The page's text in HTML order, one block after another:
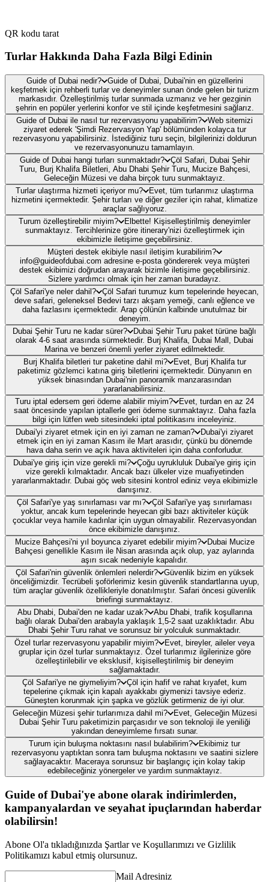
QR kodu tarat
Turlar Hakkında Daha Fazla Bilgi Edinin
Guide of Dubai nedir?
Guide of Dubai, Dubai'nin en güzellerini
keşfetmek için rehberli turlar ve deneyimler sunan önde gelen bir turizm
markasıdır. Özelleştirilmiş turlar sunmada uzmanız ve her gezginin
şehrin en popüler yerlerini konfor ve stil içinde keşfetmesini sağlarız.
Guide of Dubai ile nasıl tur rezervasyonu yapabilirim?
Web sitemizi
ziyaret ederek 'Şimdi Rezervasyon Yap' bölümünden kolayca tur
rezervasyonu yapabilirsiniz. İstediğiniz turu seçin, bilgilerinizi doldurun
ve rezervasyonunuzu tamamlayın.
Guide of Dubai hangi turları sunmaktadır?
Çöl Safari, Dubai Şehir
Turu, Burj Khalifa Biletleri, Abu Dhabi Şehir Turu, Mucize Bahçesi,
Geleceğin Müzesi ve daha birçok turu sunmaktayız.
Turlar ulaştırma hizmeti içeriyor mu?
Evet, tüm turlarımız ulaştırma
hizmetini içermektedir. Şehir turları ve diğer geziler için rahat, klimatize
araçlar sağlıyoruz.
Turum özelleştirebilir miyim?
Elbette! Kişiselleştirilmiş deneyimler
sunmaktayız. Tercihlerinize göre itinerary'nizi özelleştirmek için
ekibimizle iletişime geçebilirsiniz.
Müşteri destek ekibiyle nasıl iletişim kurabilirim?
info@guideofdubai.com adresine e-posta göndererek veya müşteri
destek ekibimizi doğrudan arayarak bizimle iletişime geçebilirsiniz.
Sizlere yardımcı olmak için her zaman buradayız.
Çöl Safari'ye neler dahil?
Çöl Safari turumuz kum tepelerinde heyecan,
deve safari, geleneksel Bedevi tarzı akşam yemeği, canlı eğlence ve
daha fazlasını içermektedir. Arap çölünün kalbinde unutulmaz bir
deneyim.
Dubai Şehir Turu ne kadar sürer?
Dubai Şehir Turu paket türüne bağlı
olarak 4-6 saat arasında sürmektedir. Burj Khalifa, Dubai Mall, Dubai
Marina ve benzeri önemli yerler ziyaret edilmektedir.
Burj Khalifa biletleri tur paketine dahil mi?
Evet, Burj Khalifa tur
paketimiz gözlemci katına giriş biletlerini içermektedir. Dünyanın en
yüksek binasından Dubai'nin panoramik manzarasından
yararlanabilirsiniz.
Turu iptal edersem geri ödeme alabilir miyim?
Evet, turdan en az 24
saat öncesinde yapılan iptallerle geri ödeme sunmaktayız. Daha fazla
bilgi için lütfen web sitesindeki iptal politikasını inceleyiniz.
Dubai'yi ziyaret etmek için en iyi zaman ne zaman?
Dubai'yi ziyaret
etmek için en iyi zaman Kasım ile Mart arasıdır, çünkü bu dönemde
hava daha serin ve açık hava aktiviteleri için daha conforludur.
Dubai'ye giriş için vize gerekli mi?
Çoğu uyrukluluk Dubai'ye giriş için
vize gerekli kılmaktadır. Ancak bazı ülkeler vize muafiyetinden
yararlanmaktadır. Dubai göç web sitesini kontrol ediniz veya ekibimizle
danışınız.
Çöl Safari'ye yaş sınırlaması var mı?
Çöl Safari'ye yaş sınırlaması
yoktur, ancak kum tepelerinde heyecan gibi bazı aktiviteler küçük
çocuklar veya hamile kadınlar için uygun olmayabilir. Rezervasyondan
önce ekibimizle danışınız.
Mucize Bahçesi'ni yıl boyunca ziyaret edebilir miyim?
Dubai Mucize
Bahçesi genellikle Kasım ile Nisan arasında açık olup, yaz aylarında
aşırı sıcak nedeniyle kapalıdır.
Çöl Safari'nin güvenlik önlemleri nelerdir?
Güvenlik bizim en yüksek
önceliğimizdir. Tecrübeli şoförlerimiz kesin güvenlik standartlarına uyup,
tüm araçlar güvenlik özellikleriyle donatılmıştır. Safari öncesi güvenlik
briefingi sunmaktayız.
Abu Dhabi, Dubai'den ne kadar uzak?
Abu Dhabi, trafik koşullarına
bağlı olarak Dubai'den arabayla yaklaşık 1,5-2 saat uzaklıktadır. Abu
Dhabi Şehir Turu rahat ve sorunsuz bir yolculuk sunmaktadır.
Özel turlar rezervasyonu yapabilir miyim?
Evet, bireyler, aileler veya
gruplar için özel turlar sunmaktayız. Özel turlarımız ilgilerinize göre
özelleştirilebilir ve eksklusif, kişiselleştirilmiş bir deneyim
sağlamaktadır.
Çöl Safari'ye ne giymeliyim?
Çöl için hafif ve rahat kıyafet, kum
tepelerine çıkmak için kapalı ayakkabı giymenizi tavsiye ederiz.
Güneşten korunmak için şapka ve gözlük getirmeniz de iyi olur.
Geleceğin Müzesi şehir turlarımıza dahil mi?
Evet, Geleceğin Müzesi
Dubai Şehir Turu paketimizin parçasıdır ve son teknoloji ile yeniliği
yakından deneyimleme fırsatı sunar.
Turum için buluşma noktasını nasıl bulabilirim?
Ekibimiz tur
rezervasyonu yaptıktan sonra tam buluşma noktasını ve saatini sizlere
sağlayacaktır. Maceraya sorunsuz bir başlangıç için kolay takip
edebileceğiniz yönergeler ve yardım sunmaktayız.
Guide of Dubai'ye abone olarak indirimlerden,
kampanyalardan ve seyahat ipuçlarından haberdar
olabilirsin!
Abone Ol'a tıkladığınızda Şartlar ve Koşullarımızı ve Gizlilik
Politikamızı kabul etmiş olursunuz.
Mail Adresiniz